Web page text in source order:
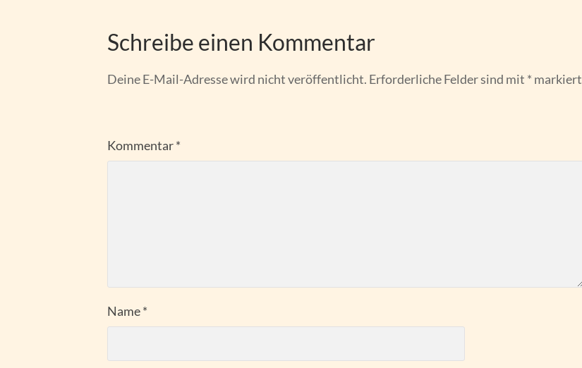
Schreibe einen Kommentar
Deine E-Mail-Adresse wird nicht veröffentlicht. Erforderliche Felder sind mit * markiert
Kommentar*
Name*